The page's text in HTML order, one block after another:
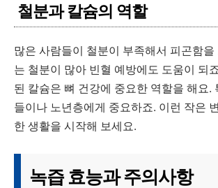
철분과 칼슘의 역할
많은 사람들이 철분이 부족해서 피곤함을
는 철분이 많아 빈혈 예방에도 도움이 되
된 칼슘은 뼈 건강에 중요한 역할을 해요.
들이나 노년층에게 중요하죠. 이런 작은
한 생활을 시작해 보세요.
녹즙 효능과 주의사항